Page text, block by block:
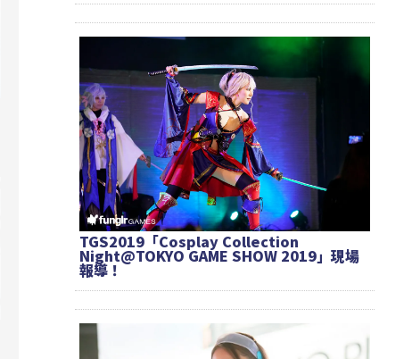
TGS2019「Cosplay Collection
Night@TOKYO GAME SHOW 2019」現場
報導！